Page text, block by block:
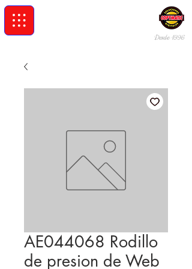
Desde 1996
AE044068 Rodillo
de presion de Web